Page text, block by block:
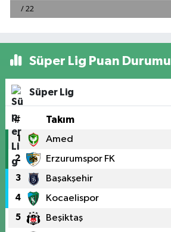
Süper Lig Puan Durumu
Süper Lig
# Takım
1 Amed
2 Erzurumspor FK
3 Başakşehir
4 Kocaelispor
5 Beşiktaş